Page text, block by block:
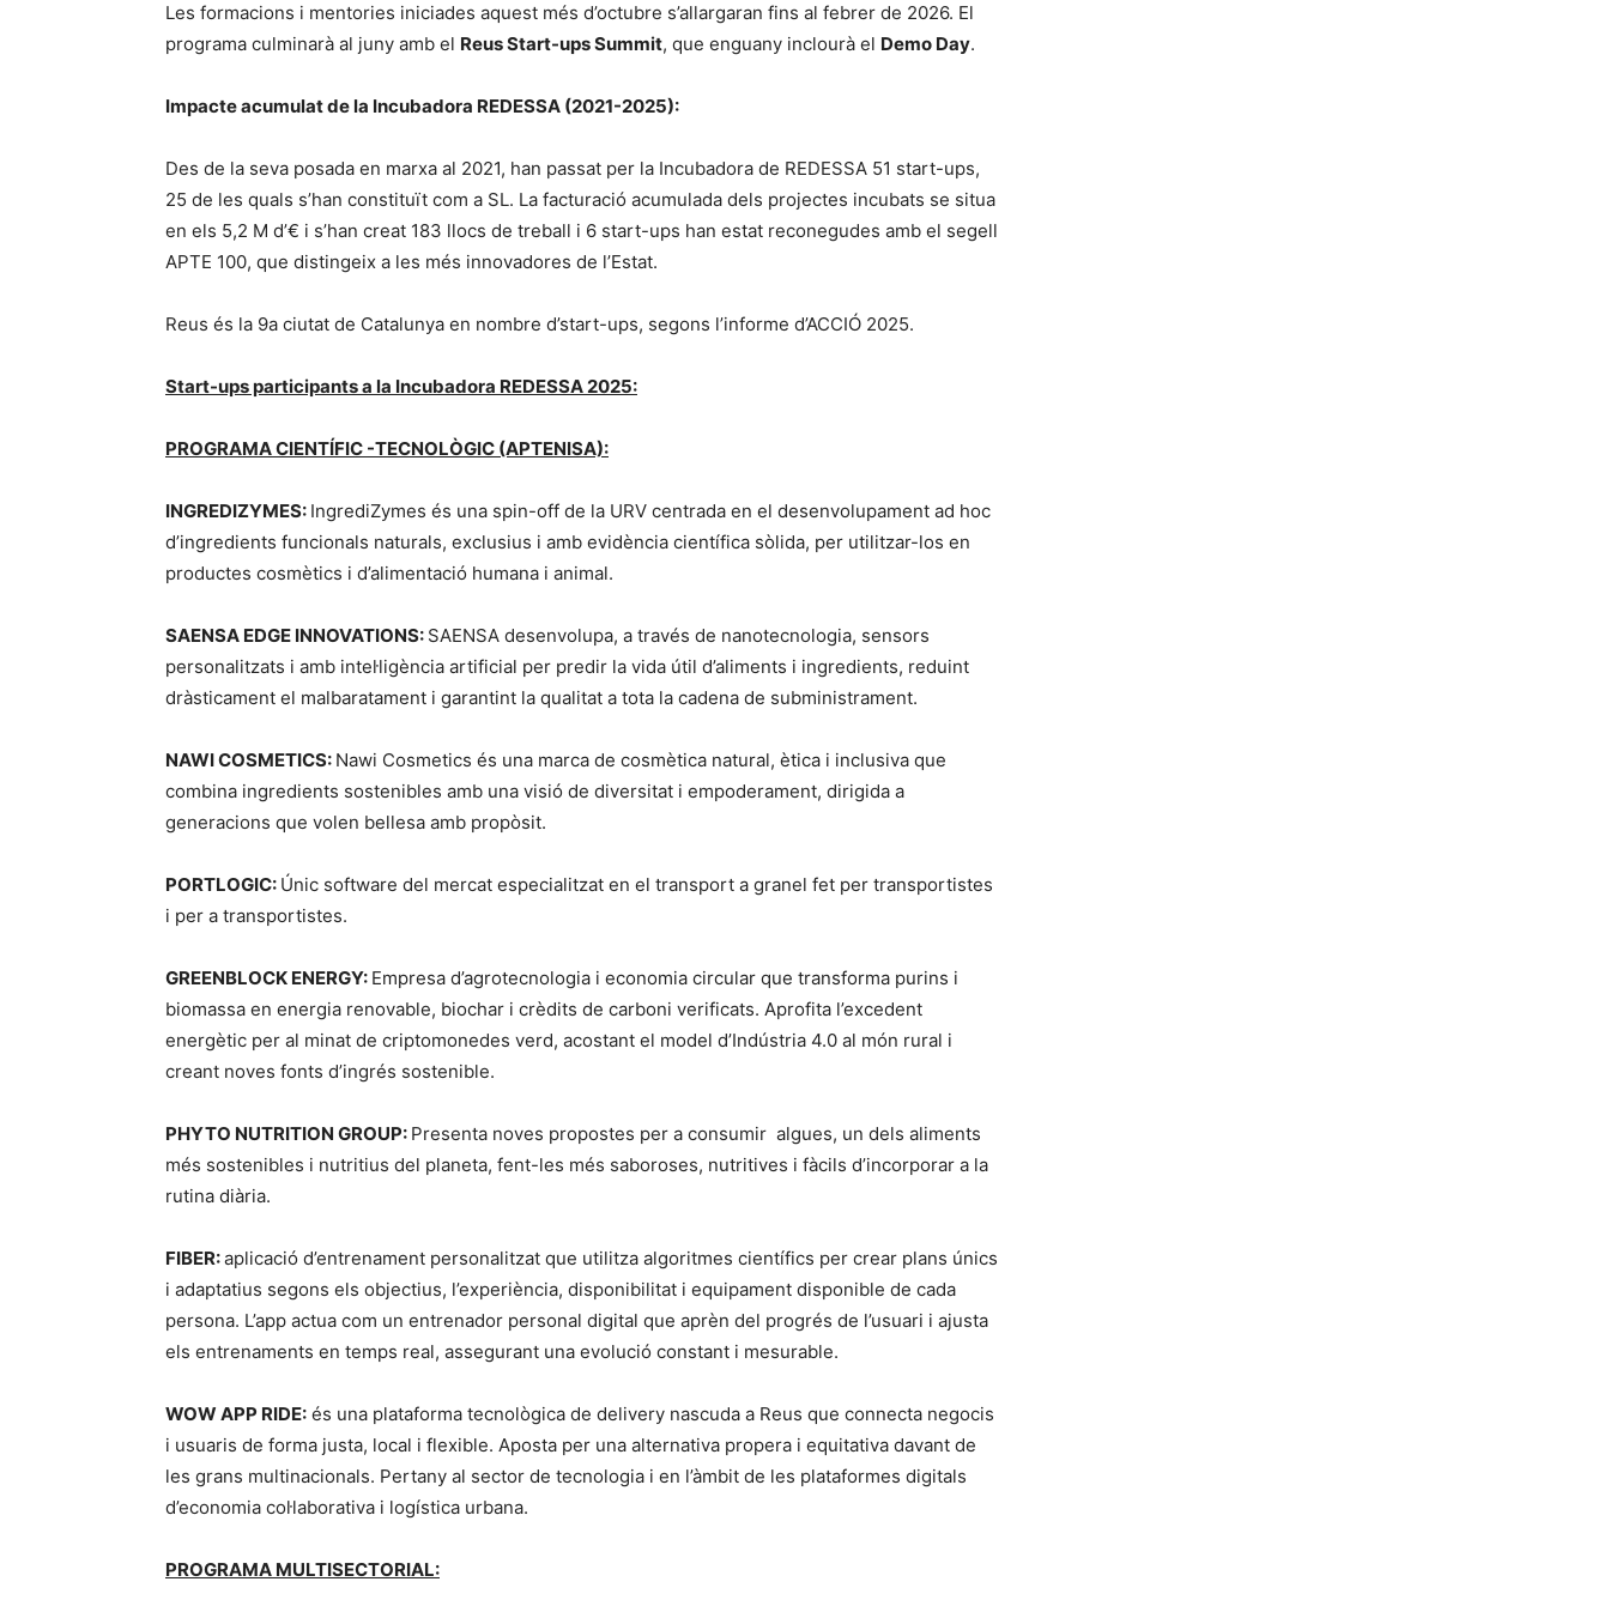
Les formacions i mentories iniciades aquest més d’octubre s’allargaran fins al febrer de 2026. El
programa culminarà al juny amb el Reus Start-ups Summit, que enguany inclourà el Demo Day.
Impacte acumulat de la Incubadora REDESSA (2021-2025):
Des de la seva posada en marxa al 2021, han passat per la Incubadora de REDESSA 51 start-ups,
25 de les quals s’han constituït com a SL. La facturació acumulada dels projectes incubats se situa
en els 5,2 M d’€ i s’han creat 183 llocs de treball i 6 start-ups han estat reconegudes amb el segell
APTE 100, que distingeix a les més innovadores de l’Estat.
Reus és la 9a ciutat de Catalunya en nombre d’start-ups, segons l’informe d’ACCIÓ 2025.
Start-ups participants a la Incubadora REDESSA 2025:
PROGRAMA CIENTÍFIC -TECNOLÒGIC (APTENISA):
INGREDIZYMES: IngrediZymes és una spin-off de la URV centrada en el desenvolupament ad hoc
d’ingredients funcionals naturals, exclusius i amb evidència científica sòlida, per utilitzar-los en
productes cosmètics i d’alimentació humana i animal.
SAENSA EDGE INNOVATIONS: SAENSA desenvolupa, a través de nanotecnologia, sensors
personalitzats i amb intel·ligència artificial per predir la vida útil d’aliments i ingredients, reduint
dràsticament el malbaratament i garantint la qualitat a tota la cadena de subministrament.
NAWI COSMETICS: Nawi Cosmetics és una marca de cosmètica natural, ètica i inclusiva que
combina ingredients sostenibles amb una visió de diversitat i empoderament, dirigida a
generacions que volen bellesa amb propòsit.
PORTLOGIC: Únic software del mercat especialitzat en el transport a granel fet per transportistes
i per a transportistes.
GREENBLOCK ENERGY: Empresa d’agrotecnologia i economia circular que transforma purins i
biomassa en energia renovable, biochar i crèdits de carboni verificats. Aprofita l’excedent
energètic per al minat de criptomonedes verd, acostant el model d’Indústria 4.0 al món rural i
creant noves fonts d’ingrés sostenible.
PHYTO NUTRITION GROUP: Presenta noves propostes per a consumir algues, un dels aliments
més sostenibles i nutritius del planeta, fent-les més saboroses, nutritives i fàcils d’incorporar a la
rutina diària.
FIBER:aplicació d’entrenament personalitzat que utilitza algoritmes científics per crear plans únics
i adaptatius segons els objectius, l’experiència, disponibilitat i equipament disponible de cada
persona. L’app actua com un entrenador personal digital que aprèn del progrés de l’usuari i ajusta
els entrenaments en temps real, assegurant una evolució constant i mesurable.
WOW APP RIDE: és una plataforma tecnològica de delivery nascuda a Reus que connecta negocis
i usuaris de forma justa, local i flexible. Aposta per una alternativa propera i equitativa davant de
les grans multinacionals. Pertany al sector de tecnologia i en l’àmbit de les plataformes digitals
d’economia col·laborativa i logística urbana.
PROGRAMA MULTISECTORIAL: